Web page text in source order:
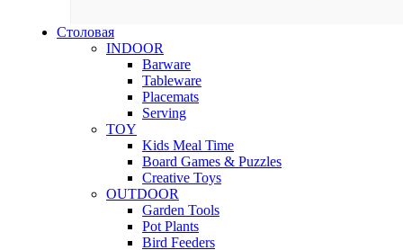
Столовая
INDOOR
Barware
Tableware
Placemats
Serving
TOY
Kids Meal Time
Board Games & Puzzles
Creative Toys
OUTDOOR
Garden Tools
Pot Plants
Bird Feeders